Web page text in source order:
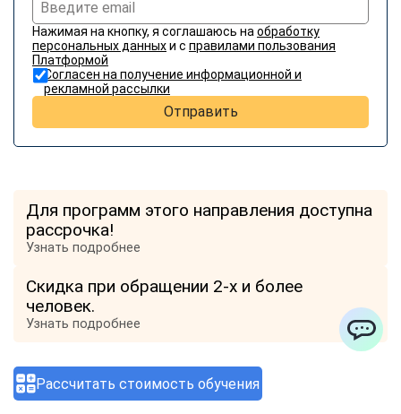
Рассчитать стоимость обучения
Нажимая на кнопку, я соглашаюсь на обработку
персональных данныхи с правилами пользования
Платформой
Согласен на получение информационной и
рекламной рассылки
Отправить
Для программ этого направления доступна
рассрочка!
Узнать подробнее
Скидка при обращении 2-х и более
человек.
Узнать подробнее
Отзывы о компании